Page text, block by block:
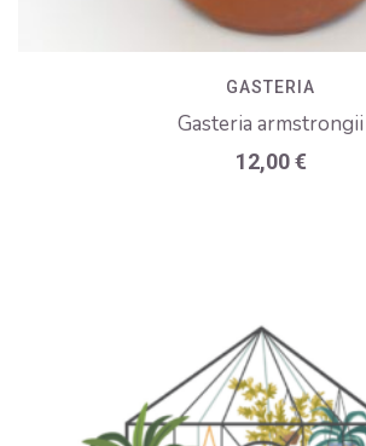
GASTERIA
Gasteria armstrongii
12,00€